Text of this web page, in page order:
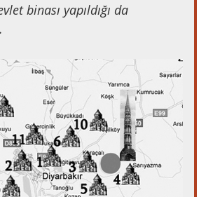
binası yapıldığı da